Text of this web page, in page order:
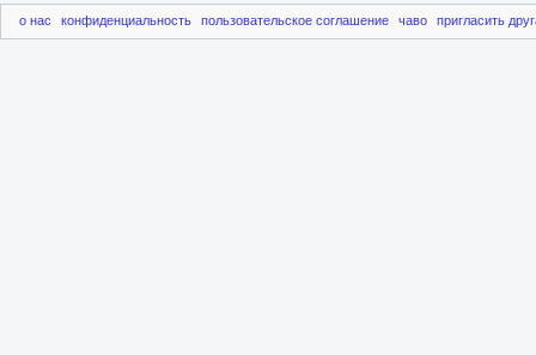
о нас конфиденциальность пользовательское соглашение чаво пригласить